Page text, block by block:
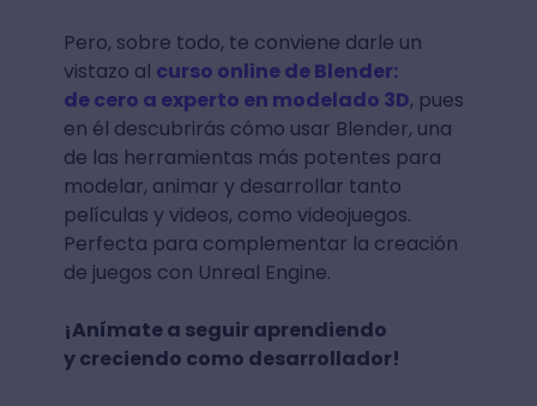
Pero, sobre todo, te conviene darle un
vistazo al curso online de Blender:
de cero a experto en modelado 3D, pues
en él descubrirás cómo usar Blender, una
de las herramientas más potentes para
modelar, animar y desarrollar tanto
películas y videos, como videojuegos.
Perfecta para complementar la creación
de juegos con Unreal Engine.
¡Anímate a seguir aprendiendo
y creciendo como desarrollador!